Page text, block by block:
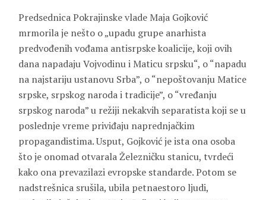
Predsednica Pokrajinske vlade Maja Gojković
mrmorila je nešto o „upadu grupe anarhista
predvođenih vođama antisrpske koalicije, koji ovih
dana napadaju Vojvodinu i Maticu srpsku“, o “napadu
na najstariju ustanovu Srba”, o “nepoštovanju Matice
srpske, srpskog naroda i tradicije”, o “vređanju
srpskog naroda” u režiji nekakvih separatista koji se u
poslednje vreme priviđaju naprednjačkim
propagandistima. Usput, Gojković je ista ona osoba
što je onomad otvarala Železničku stanicu, tvrdeći
kako ona prevazilazi evropske standarde. Potom se
nadstrešnica srušila, ubila petnaestoro ljudi,